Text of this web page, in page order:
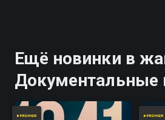
Ещё новинки в
Документальные